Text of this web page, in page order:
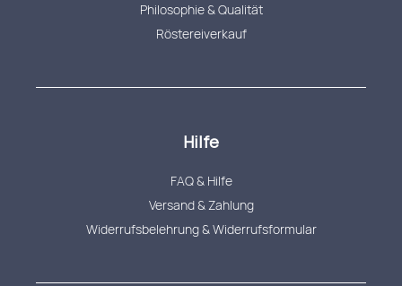
Philosophie & Qualität
Röstereiverkauf
Hilfe
FAQ & Hilfe
Versand & Zahlung
Widerrufsbelehrung & Widerrufsformular